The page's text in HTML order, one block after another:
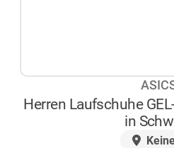
Herren Laufschuhe
in